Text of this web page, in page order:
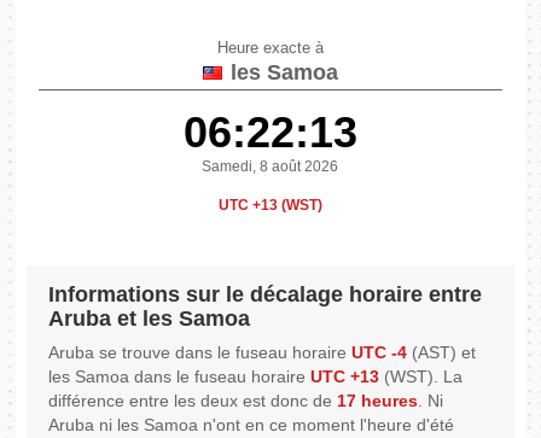
Heure exacte à
les Samoa
06:22:13
Samedi, 8 août 2026
UTC +13 (WST)
Informations sur le décalage horaire entre
Aruba et les Samoa
Aruba se trouve dans le fuseau horaireUTC -4 (AST) et
les Samoa dans le fuseau horaireUTC +13 (WST). La
différence entre les deux est donc de17 heures. Ni
Aruba ni les Samoa n'ont en ce moment l'heure d'été